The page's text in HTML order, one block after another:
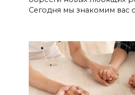
Сегодня мы знакомим вас